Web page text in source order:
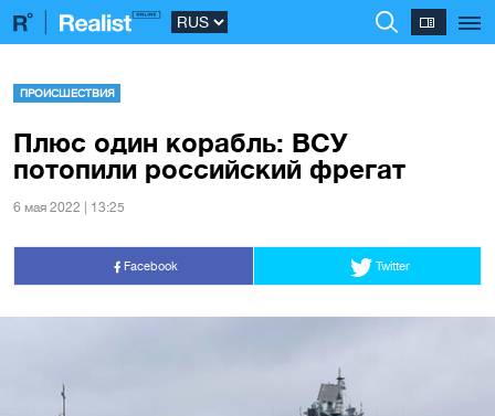
ПРОИСШЕСТВИЯ
Плюс один корабль: ВСУ
потопили российский фрегат
6 мая 2022 | 13:25
Facebook Twitter